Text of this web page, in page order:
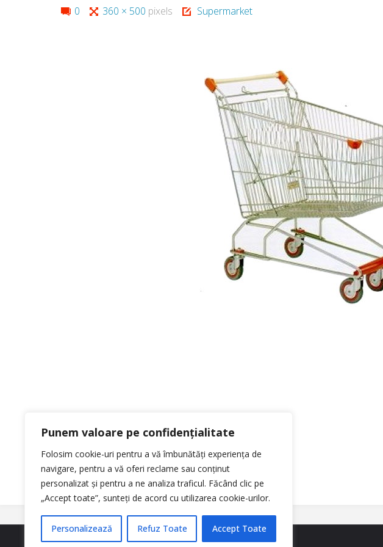
Punem valoare pe confidențialitate
Folosim cookie-uri pentru a vă îmbunătăți experiența de
navigare, pentru a vă oferi reclame sau conținut
personalizat și pentru a ne analiza traficul. Făcând clic pe
„Accept toate”, sunteți de acord cu utilizarea cookie-urilor.
Personalizează Refuz Toate Accept Toate
0
Full360 × 500 pixels Supermarket
Leave a Reply
You must belogged into post a comment.